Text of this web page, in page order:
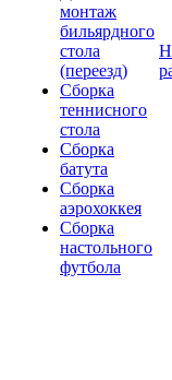
монтаж
бильярдного
стола
(переезд)
Сборка
теннисного
стола
Сборка
батута
Сборка
аэрохоккея
Сборка
настольного
футбола